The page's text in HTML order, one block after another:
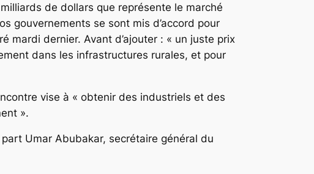
de dollars que représente le marché
gouvernements se sont mis d’accord pour
mardi dernier. Avant d’ajouter : « un juste prix
dans les infrastructures rurales, et pour
vise à « obtenir des industriels et des
».
Umar Abubakar, secrétaire général du